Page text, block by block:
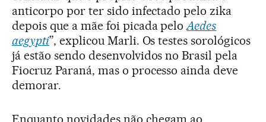
anticorpo por ter sido infectado pelo zika
depois que a mãe foi picada peloAedes
aegypti”, explicou Marli. Os testes sorológicos
já estão sendo desenvolvidos no Brasil pela
Fiocruz Paraná, mas o processo ainda deve
demorar.
Enquanto novidades não chegam ao